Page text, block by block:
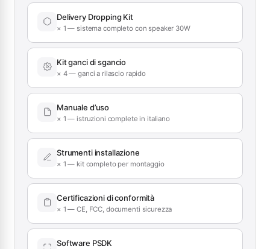
Delivery Dropping Kit
× 1 — sistema completo con speaker 30W
Kit ganci di sgancio
× 4 — ganci a rilascio rapido
Manuale d’uso
× 1 — istruzioni complete in italiano
Strumenti installazione
× 1 — kit completo per montaggio
Certificazioni di conformità
× 1 — CE, FCC, documenti sicurezza
Software PSDK